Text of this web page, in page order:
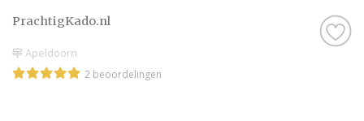
PrachtigKado.nl
Apeldoorn
2 beoordelingen